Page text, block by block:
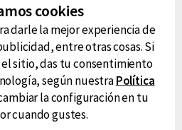
cookies
darle la mejor experiencia de
entre otras cosas. Si
sitio, das tu consentimiento
según nuestraPolítica
la configuración en tu
cuando gustes.